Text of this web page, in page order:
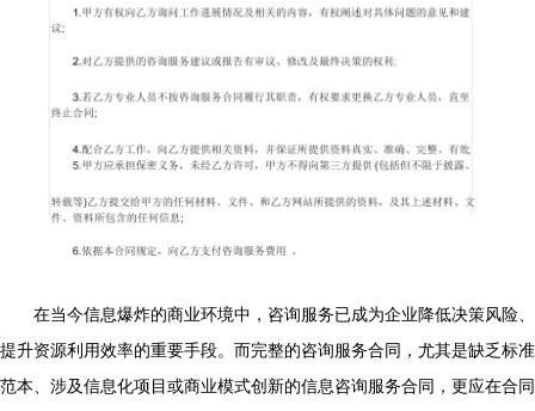
在当今信息爆炸的商业环境中，咨询服务已成为企业降低决策风险、
提升资源利用效率的重要手段。而完整的咨询服务合同，尤其是缺乏标准
范本、涉及信息化项目或商业模式创新的信息咨询服务合同，更应在合同